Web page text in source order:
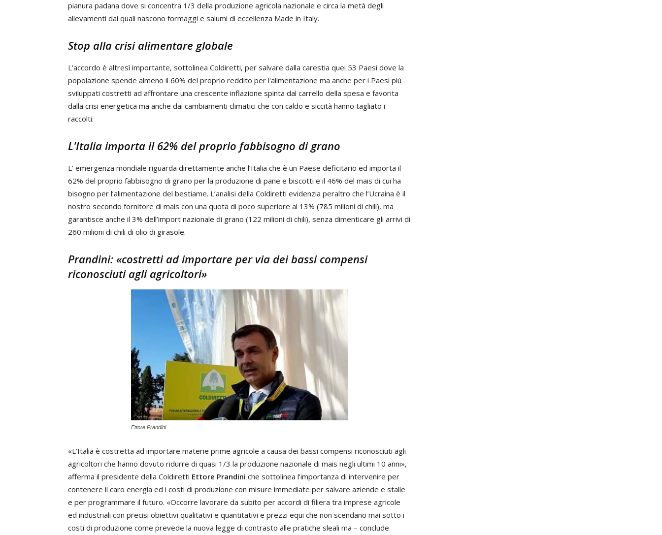
pianura padana dove si concentra 1/3 della produzione agricola nazionale e circa la metà degli
allevamenti dai quali nascono formaggi e salumi di eccellenza Made in Italy.
Stop alla crisi alimentare globale
L'accordo è altresì importante, sottolinea Coldiretti, per salvare dalla carestia quei 53 Paesi dove la
popolazione spende almeno il 60% del proprio reddito per l'alimentazione ma anche per i Paesi più
sviluppati costretti ad affrontare una crescente inflazione spinta dal carrello della spesa e favorita
dalla crisi energetica ma anche dai cambiamenti climatici che con caldo e siccità hanno tagliato i
raccolti.
L'Italia importa il 62% del proprio fabbisogno di grano
L’ emergenza mondiale riguarda direttamente anche l’Italia che è un Paese deficitario ed importa il
62% del proprio fabbisogno di grano per la produzione di pane e biscotti e il 46% del mais di cui ha
bisogno per l’alimentazione del bestiame. L’analisi della Coldiretti evidenzia peraltro che l’Ucraina è il
nostro secondo fornitore di mais con una quota di poco superiore al 13% (785 milioni di chili), ma
garantisce anche il 3% dell’import nazionale di grano (122 milioni di chili), senza dimenticare gli arrivi di
260 milioni di chili di olio di girasole.
Prandini: «costretti ad importare per via dei bassi compensi
riconosciuti agli agricoltori»
Ettore Prandini
«L’Italia è costretta ad importare materie prime agricole a causa dei bassi compensi riconosciuti agli
agricoltori che hanno dovuto ridurre di quasi 1/3 la produzione nazionale di mais negli ultimi 10 anni»,
afferma il presidente della Coldiretti Ettore Prandini che sottolinea l’importanza di intervenire per
contenere il caro energia ed i costi di produzione con misure immediate per salvare aziende e stalle
e per programmare il futuro. «Occorre lavorare da subito per accordi di filiera tra imprese agricole
ed industriali con precisi obiettivi qualitativi e quantitativi e prezzi equi che non scendano mai sotto i
costi di produzione come prevede la nuova legge di contrasto alle pratiche sleali ma – conclude